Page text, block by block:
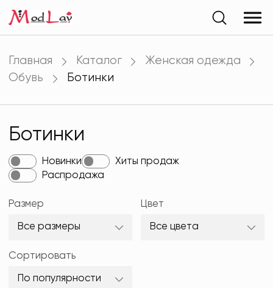
Главная Каталог
Женская одежда
Обувь
Ботинки
Ботинки
Новинки
Хиты продаж
Распродажа
Размер
Все размеры
Цвет
Все цвета
Сортировать
По популярности